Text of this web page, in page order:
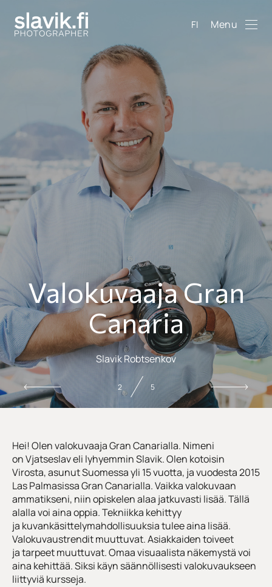
FI Menu
Valokuvaaja Gran
Canaria
Slavik Robtsenkov
2 5
Hei! Olen valokuvaaja Gran Canarialla. Nimeni
on Vjatseslav eli lyhyemmin Slavik. Olen kotoisin
Virosta, asunut Suomessa yli 15 vuotta, ja vuodesta 2015
Las Palmasissa Gran Canarialla. Vaikka valokuvaan
ammatikseni, niin opiskelen alaa jatkuvasti lisää. Tällä
alalla voi aina oppia. Tekniikka kehittyy
ja kuvankäsittelymahdollisuuksia tulee aina lisää.
Valokuvaustrendit muuttuvat. Asiakkaiden toiveet
ja tarpeet muuttuvat. Omaa visuaalista näkemystä voi
aina kehittää. Siksi käyn säännöllisesti valokuvaukseen
liittyviä kursseja.